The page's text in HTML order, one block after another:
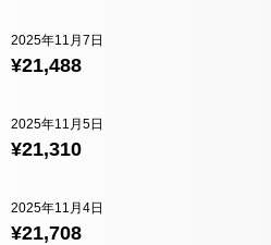
¥21,488
2025年11月7日
¥21,310
2025年11月5日
¥21,708
2025年11月4日